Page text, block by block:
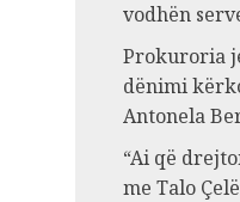
vodhën
Prokuroria
dënimi
Antonela
“Ai që
me Talo